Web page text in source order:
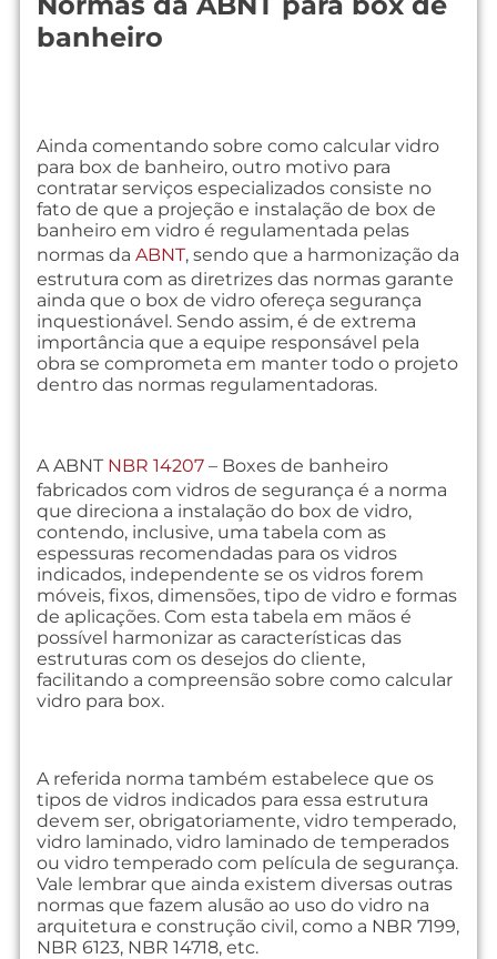
banheiro
Ainda comentando sobre como calcular vidro
para box de banheiro, outro motivo para
contratar serviços especializados consiste no
fato de que a projeção e instalação de box de
banheiro em vidro é regulamentada pelas
normas da ABNT, sendo que a harmonização da
estrutura com as diretrizes das normas garante
ainda que o box de vidro ofereça segurança
inquestionável. Sendo assim, é de extrema
importância que a equipe responsável pela
obra se comprometa em manter todo o projeto
dentro das normas regulamentadoras.
A ABNT NBR 14207 – Boxes de banheiro
fabricados com vidros de segurança é a norma
que direciona a instalação do box de vidro,
contendo, inclusive, uma tabela com as
espessuras recomendadas para os vidros
indicados, independente se os vidros forem
móveis, fixos, dimensões, tipo de vidro e formas
de aplicações. Com esta tabela em mãos é
possível harmonizar as características das
estruturas com os desejos do cliente,
facilitando a compreensão sobre como calcular
vidro para box.
A referida norma também estabelece que os
tipos de vidros indicados para essa estrutura
devem ser, obrigatoriamente, vidro temperado,
vidro laminado, vidro laminado de temperados
ou vidro temperado com película de segurança.
Vale lembrar que ainda existem diversas outras
normas que fazem alusão ao uso do vidro na
arquitetura e construção civil, como a NBR 7199,
NBR 6123, NBR 14718, etc.